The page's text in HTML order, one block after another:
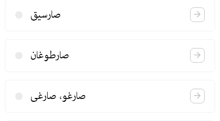
صارسیق
صارطوغان
صارغو، صارغی